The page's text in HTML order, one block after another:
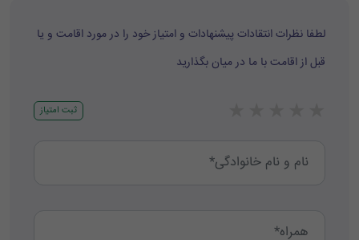
لطفا نظرات انتقادات پیشنهادات و امتیاز خود را در مورد اقامت و یا
قبل از اقامت با ما در میان بگذارید
ثبت امتیاز